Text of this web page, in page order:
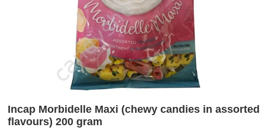
Incap Morbidelle Maxi (chewy candies in assorted
flavours) 200 gram